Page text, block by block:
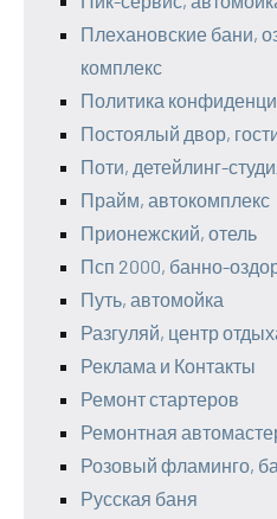
Плехановские бани,
комплекс
Политика
Постоялый двор,
Поти, детейлинг-
Прайм, автокомплекс
Прионежский, отель
Псп 2000, банно-
Путь, автомойка
Разгуляй, центр
Реклама и Контакты
Ремонт стартеров
Ремонтная
Розовый фламинго,
Русская баня